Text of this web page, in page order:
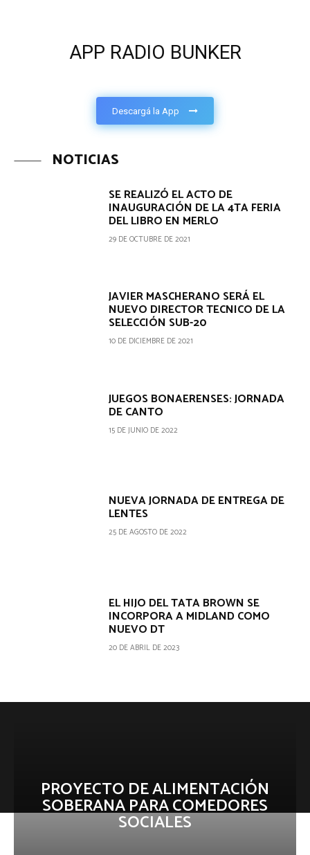
APP RADIO BUNKER
Descargá la App
NOTICIAS
SE REALIZÓ EL ACTO DE
INAUGURACIÓN DE LA 4TA FERIA
DEL LIBRO EN MERLO
29 DE OCTUBRE DE 2021
JAVIER MASCHERANO SERÁ EL
NUEVO DIRECTOR TECNICO DE LA
SELECCIÓN SUB-20
10 DE DICIEMBRE DE 2021
JUEGOS BONAERENSES: JORNADA
DE CANTO
15 DE JUNIO DE 2022
NUEVA JORNADA DE ENTREGA DE
LENTES
25 DE AGOSTO DE 2022
EL HIJO DEL TATA BROWN SE
INCORPORA A MIDLAND COMO
NUEVO DT
20 DE ABRIL DE 2023